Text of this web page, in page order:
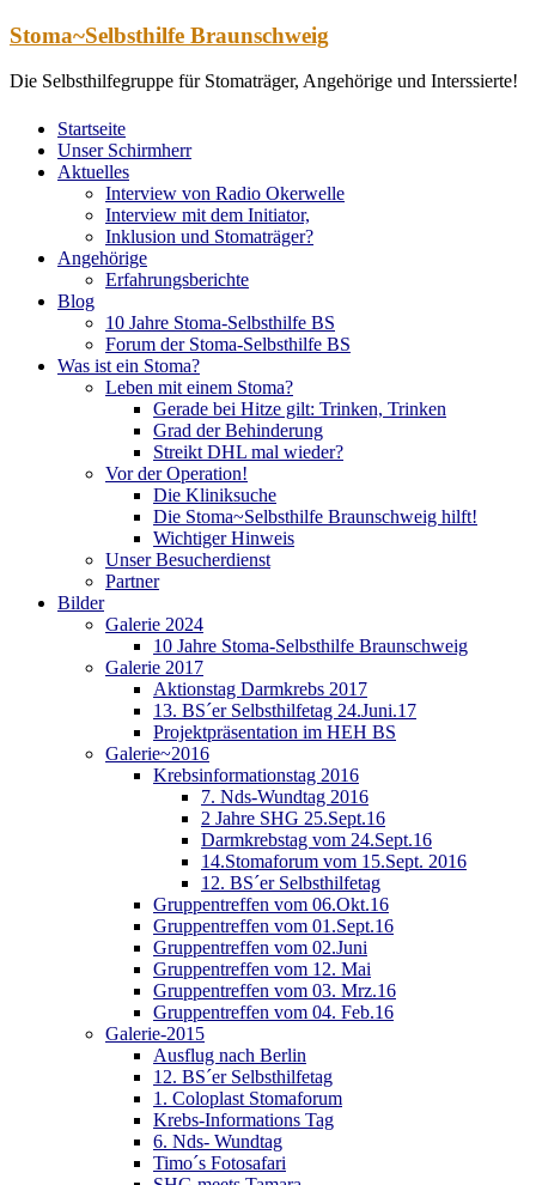
Zum
springen
Stoma~Selbsthilfe Braunschweig
Die Selbsthilfegruppe für Stomaträger, Angehörige und Interssierte!
Startseite
Unser Schirmherr
Aktuelles
Interview von Radio Okerwelle
Interview mit dem Initiator,
Inklusion und Stomaträger?
Angehörige
Erfahrungsberichte
Blog
10 Jahre Stoma-Selbsthilfe BS
Forum der Stoma-Selbsthilfe BS
Was ist ein Stoma?
Leben mit einem Stoma?
Gerade bei Hitze gilt: Trinken, Trinken
Grad der Behinderung
Streikt DHL mal wieder?
Vor der Operation!
Die Kliniksuche
Die Stoma~Selbsthilfe Braunschweig hilft!
Wichtiger Hinweis
Unser Besucherdienst
Partner
Bilder
Galerie 2024
10 Jahre Stoma-Selbsthilfe Braunschweig
Galerie 2017
Aktionstag Darmkrebs 2017
13. BS´er Selbsthilfetag 24.Juni.17
Projektpräsentation im HEH BS
Galerie~2016
Krebsinformationstag 2016
7. Nds-Wundtag 2016
2 Jahre SHG 25.Sept.16
Darmkrebstag vom 24.Sept.16
14.Stomaforum vom 15.Sept. 2016
12. BS´er Selbsthilfetag
Gruppentreffen vom 06.Okt.16
Gruppentreffen vom 01.Sept.16
Gruppentreffen vom 02.Juni
Gruppentreffen vom 12. Mai
Gruppentreffen vom 03. Mrz.16
Gruppentreffen vom 04. Feb.16
Galerie-2015
Ausflug nach Berlin
12. BS´er Selbsthilfetag
1. Coloplast Stomaforum
Krebs-Informations Tag
6. Nds- Wundtag
Timo´s Fotosafari